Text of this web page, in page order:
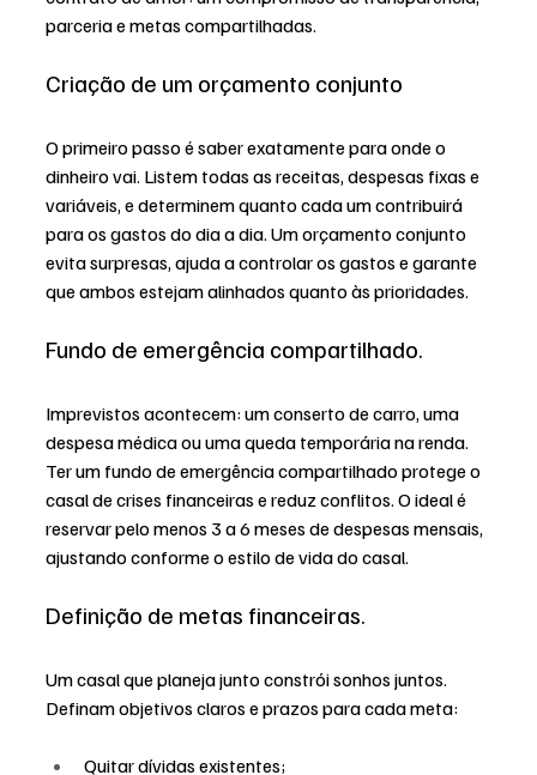
parceria e metas compartilhadas.
Criação de um orçamento conjunto
O primeiro passo é saber exatamente para onde o
dinheiro vai. Listem todas as receitas, despesas fixas e
variáveis, e determinem quanto cada um contribuirá
para os gastos do dia a dia. Um orçamento conjunto
evita surpresas, ajuda a controlar os gastos e garante
que ambos estejam alinhados quanto às prioridades.
Fundo de emergência compartilhado.
Imprevistos acontecem: um conserto de carro, uma
despesa médica ou uma queda temporária na renda.
Ter um fundo de emergência compartilhado protege o
casal de crises financeiras e reduz conflitos. O ideal é
reservar pelo menos 3 a 6 meses de despesas mensais,
ajustando conforme o estilo de vida do casal.
Definição de metas financeiras.
Um casal que planeja junto constrói sonhos juntos.
Definam objetivos claros e prazos para cada meta:
Quitar dívidas existentes;